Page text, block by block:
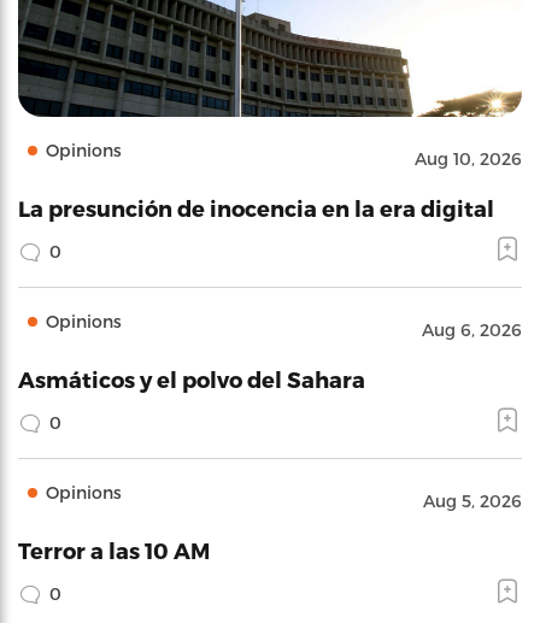
Opinions Aug 10, 2026
La presunción de inocencia en la era digital
0
Opinions Aug 6, 2026
Asmáticos y el polvo del Sahara
0
Opinions Aug 5, 2026
Terror a las 10 AM
0